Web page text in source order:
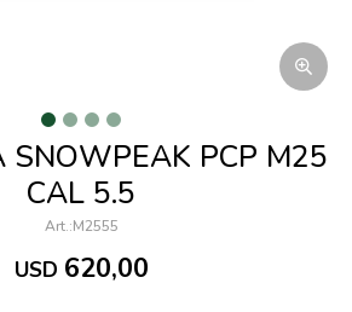
SNOWPEAK PCP M25
CAL 5.5
M2555
USD 620,00